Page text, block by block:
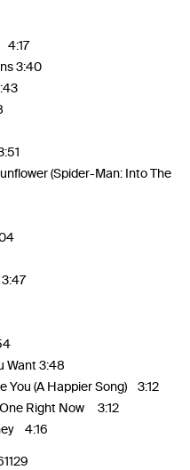
4:17
3:40
(Spider-Man: Into The
Want 3:48
(A Happier Song) 3:12
Right Now 3:12
4:16